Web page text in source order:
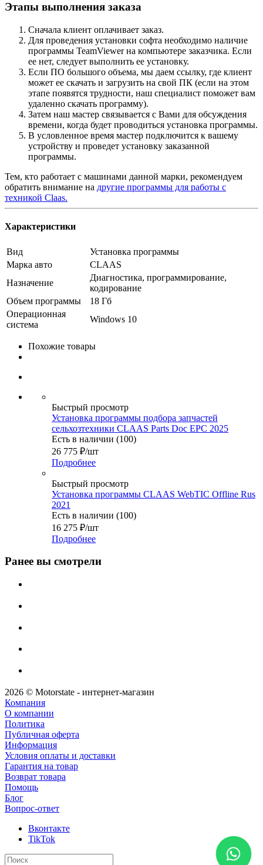
Этапы выполнения заказа
Сначала клиент оплачивает заказ.
Для проведения установки софта необходимо наличие
программы TeamViewer на компьютере заказчика. Если
ее нет, следует выполнить ее установку.
Если ПО большого объема, мы даем ссылку, где клиент
может ее скачать и загрузить на свой ПК (если на этом
этапе появятся трудности, наш специалист поможет вам
удаленно скачать программу).
Затем наш мастер связывается с Вами для обсуждения
времени, когда будет проводиться установка программы.
В условленное время мастер подключится к вашему
устройству и проведет установку заказанной
программы.
Тем, кто работает с машинами данной марки, рекомендуем
обратить внимание на другие программы для работы с
техникой Claas.
Характеристики
Вид
Установка программы
Марка авто
CLAAS
Назначение
Диагностика, программирование,
кодирование
Объем программы
18 Гб
Операционная
система
Windows 10
Похожие товары
Быстрый просмотр
Установка программы подбора запчастей
сельхозтехники CLAAS Parts Doc EPC 2025
Есть в наличии (100)
26 775 ₽/шт
Подробнее
Быстрый просмотр
Установка программы CLAAS WebTIC Offline Rus
2021
Есть в наличии (100)
16 275 ₽/шт
Подробнее
Ранее вы смотрели
2026 © Motorstate - интернет-магазин
Компания
О компании
Политика
Публичная оферта
Информация
Условия оплаты и доставки
Гарантия на товар
Возврат товара
Помощь
Блог
Вопрос-ответ
Вконтакте
TikTok